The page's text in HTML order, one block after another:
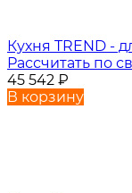
Кухня TREND -
Рассчитать по
45 542 ₽
В корзину